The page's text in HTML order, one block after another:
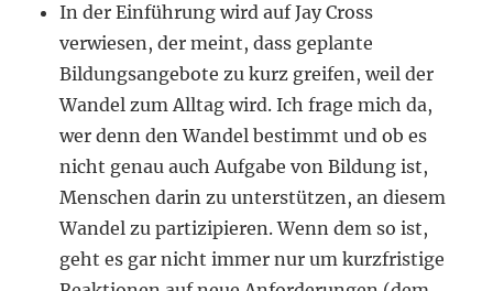
In der Einführung wird auf Jay Cross
verwiesen, der meint, dass geplante
Bildungsangebote zu kurz greifen, weil der
Wandel zum Alltag wird. Ich frage mich da,
wer denn den Wandel bestimmt und ob es
nicht genau auch Aufgabe von Bildung ist,
Menschen darin zu unterstützen, an diesem
Wandel zu partizipieren. Wenn dem so ist,
geht es gar nicht immer nur um kurzfristige